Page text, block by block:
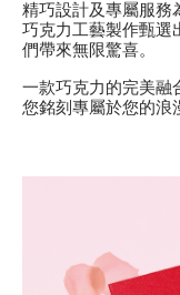
精巧設計及專屬服務
巧克力工藝製作甄選
們帶來無限驚喜。
一款巧克力的完美融
您銘刻專屬於您的浪